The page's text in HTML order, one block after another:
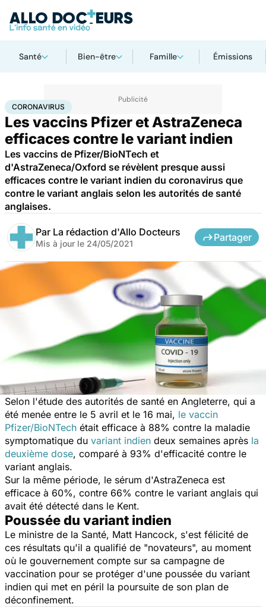
Santé Bien-être Famille Émissions
AccueilSantéMédicaments Coronavirus
CORONAVIRUS
Les vaccins Pfizer et AstraZeneca
efficaces contre le variant indien
Les vaccins de Pfizer/BioNTech et
d'AstraZeneca/Oxford se révèlent presque aussi
efficaces contre le variant indien du coronavirus que
contre le variant anglais selon les autorités de santé
anglaises.
Par La rédaction d'Allo Docteurs
Mis à jour le 24/05/2021
Partager
Selon l'étude des autorités de santé en Angleterre, qui a
été menée entre le 5 avril et le 16 mai, le vaccin
Pfizer/BioNTech était efficace à 88% contre la maladie
symptomatique du variant indien deux semaines après la
deuxième dose, comparé à 93% d'efficacité contre le
variant anglais.
Sur la même période, le sérum d'AstraZeneca est
efficace à 60%, contre 66% contre le variant anglais qui
avait été détecté dans le Kent.
Poussée du variant indien
Le ministre de la Santé, Matt Hancock, s'est félicité de
ces résultats qu'il a qualifié de "novateurs", au moment
où le gouvernement compte sur sa campagne de
vaccination pour se protéger d'une poussée du variant
indien qui met en péril la poursuite de son plan de
déconfinement.